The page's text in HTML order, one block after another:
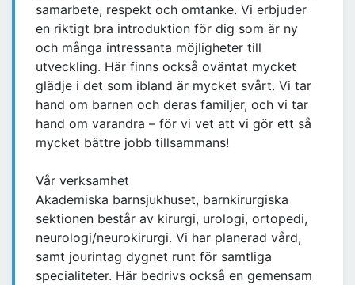
samarbete, respekt och omtanke. Vi erbjuder
en riktigt bra introduktion för dig som är ny
och många intressanta möjligheter till
utveckling. Här finns också oväntat mycket
glädje i det som ibland är mycket svårt. Vi tar
hand om barnen och deras familjer, och vi tar
hand om varandra – för vi vet att vi gör ett så
mycket bättre jobb tillsammans!
Vår verksamhet
Akademiska barnsjukhuset, barnkirurgiska
sektionen består av kirurgi, urologi, ortopedi,
neurologi/neurokirurgi. Vi har planerad vård,
samt jourintag dygnet runt för samtliga
specialiteter. Här bedrivs också en gemensam